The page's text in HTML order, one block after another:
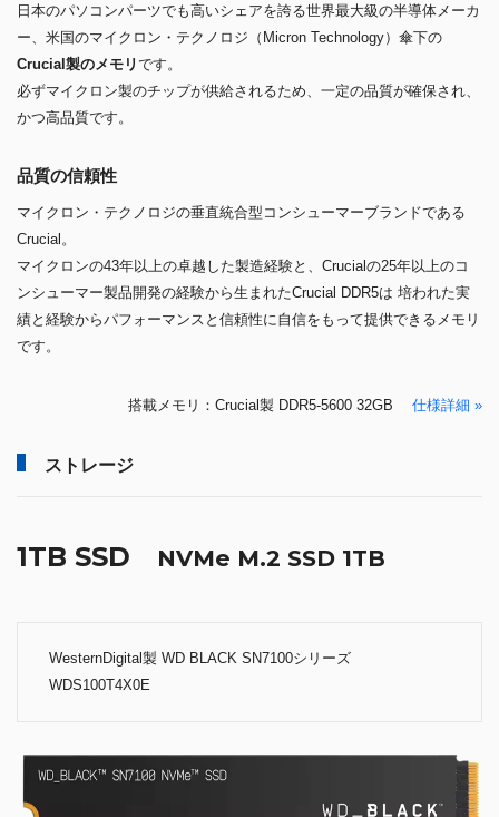
日本のパソコンパーツでも高いシェアを誇る世界最大級の半導体メーカ
ー、米国のマイクロン・テクノロジ（Micron Technology）傘下の
Crucial製のメモリです。
必ずマイクロン製のチップが供給されるため、一定の品質が確保され、
かつ高品質です。
品質の信頼性
マイクロン・テクノロジの垂直統合型コンシューマーブランドである
Crucial。
マイクロンの43年以上の卓越した製造経験と、Crucialの25年以上のコ
ンシューマー製品開発の経験から生まれたCrucial DDR5は 培われた実
績と経験からパフォーマンスと信頼性に自信をもって提供できるメモリ
です。
搭載メモリ：Crucial製 DDR5-5600 32GB 仕様詳細 »
ストレージ
1TB SSD NVMe M.2 SSD 1TB
WesternDigital製 WD BLACK SN7100シリーズ
WDS100T4X0E